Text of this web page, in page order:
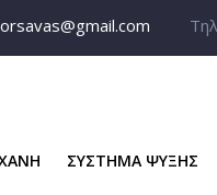
ΣΥΣΤΗΜΑ ΨΥΞΗΣ